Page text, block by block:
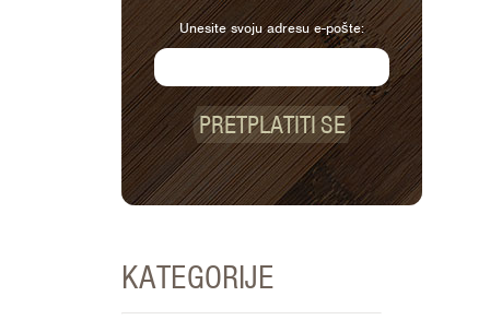
Unesite svoju adresu e-pošte:
PRETPLATITI SE
KATEGORIJE